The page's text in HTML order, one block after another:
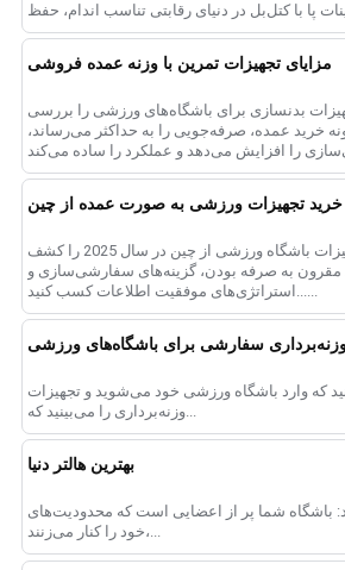
مزایای تجهیزات تمرین با وزنه عمده فروشی
بدنسازی برای باشگاه‌های ورزشی را بررسی
خرید عمده، صرفه‌جویی را به حداکثر می‌رساند،
خرید تجهیزات ورزشی به صورت عمده از چین
مزایای خرید عمده تجهیزات باشگاه ورزشی از چین در سال 2025 را کشف
مقرون به صرفه بودن، گزینه‌های سفارشی‌سازی و
استراتژی‌های موفقیت اطلاعات کسب کنید......
سفارشی برای باشگاه‌های ورزشی
که وارد باشگاه ورزشی خود می‌شوید و تجهیزات
وزنه‌برداری را می‌بینید که...
بهترین هالتر دنیا
باشگاه شما پر از اعضایی است که محدودیت‌های
خود را کنار می‌زنند،...